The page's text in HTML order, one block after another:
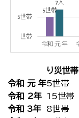
り災世帯
令和 元 年5世帯
令和 2年
15世帯
令和 3年
8世帯